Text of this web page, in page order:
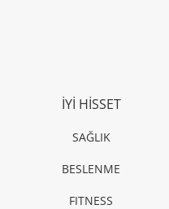
İYİ HİSSET
SAĞLIK
BESLENME
FITNESS